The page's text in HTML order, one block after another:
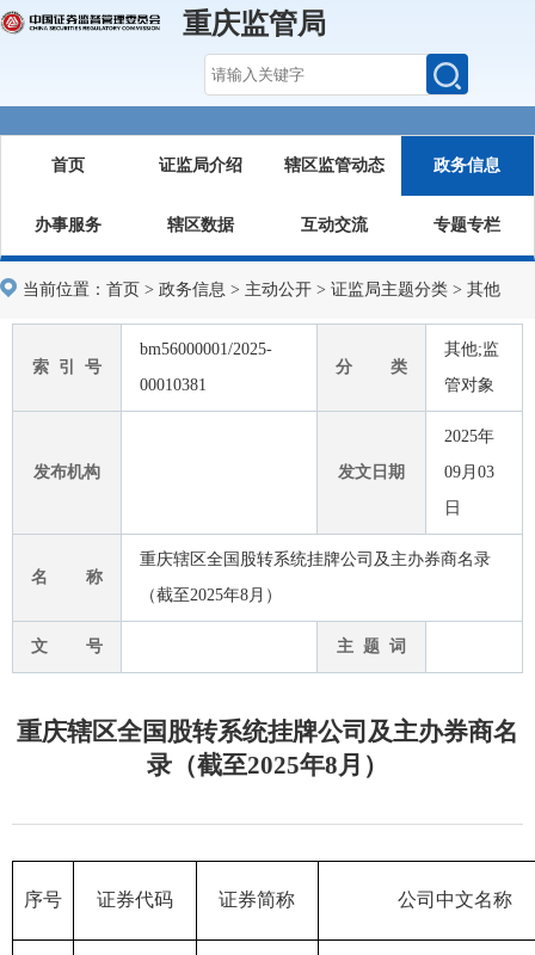
重庆监管局
首页 证监局介绍 辖区监管动态 政务信息
办事服务 辖区数据 互动交流 专题专栏
当前位置： 首页 > 政务信息 > 主动公开 > 证监局主题分类 > 其他
索 引 号
bm56000001/2025-
00010381
分 类
其他;监
管对象
发布机构 发文日期
2025年
09月03
日
名 称
重庆辖区全国股转系统挂牌公司及主办券商名录
（截至2025年8月）
文 号 主 题 词
重庆辖区全国股转系统挂牌公司及主办券商名
录（截至2025年8月）
序号 证券代码 证券简称 公司中文名称